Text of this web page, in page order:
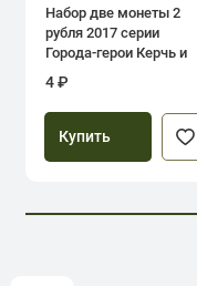
Набор две монеты 2
рубля 2017 серии
Города-герои Керчь и
Севастополь
4 ₽
Купить